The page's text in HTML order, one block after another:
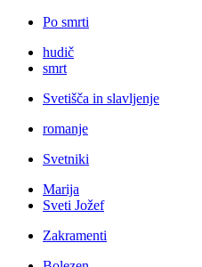
Po smrti
hudič
smrt
Svetišča in slavljenje
romanje
Svetniki
Marija
Sveti Jožef
Zakramenti